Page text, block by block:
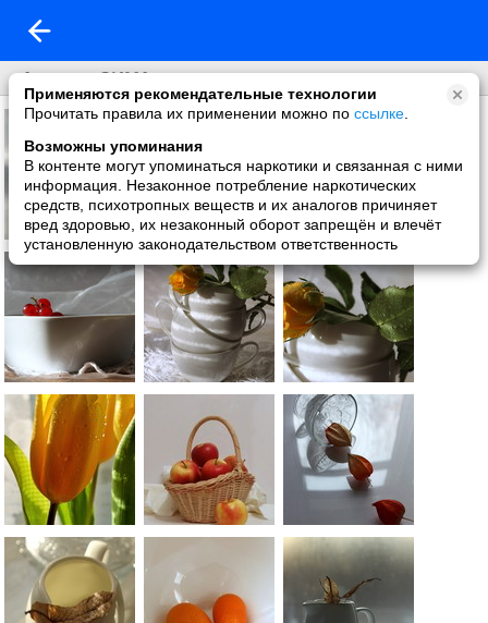
Применяются рекомендательные технологии
Прочитать правила их применении можно по ссылке
Возможны упоминания
В контенте могут упоминаться наркотики и связанная с ними
информация. Незаконное потребление наркотических
средств, психотропных веществ и их аналогов причиняет
вред здоровью, их незаконный оборот запрещён и влечёт
установленную законодательством ответственность
...А просто ЗИМА.....